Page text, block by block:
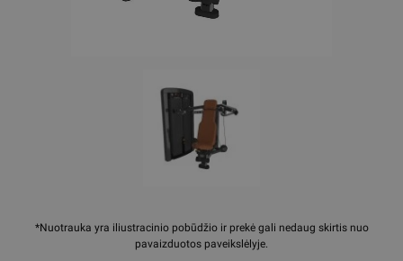
*Nuotrauka yra iliustracinio pobūdžio ir prekė gali nedaug skirtis nuo
pavaizduotos paveikslėlyje.